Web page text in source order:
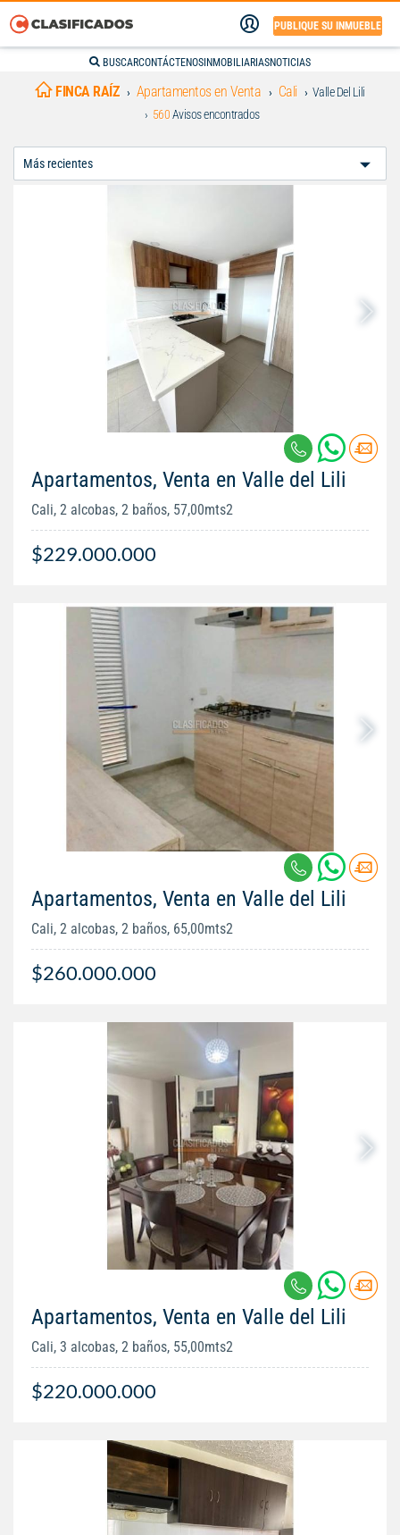
PUBLIQUE SU INMUEBLE
BUSCARCONTÁCTENOS INMOBILIARIASNOTICIAS
FINCA RAÍZ Apartamentos en Venta Cali
Valle Del Lili
560Avisos encontrados
Apartamentos, Venta en Valle del Lili
Cali, 2 alcobas, 2 baños, 57,00mts2
$229.000.000
Apartamentos, Venta en Valle del Lili
Cali, 2 alcobas, 2 baños, 65,00mts2
$260.000.000
Apartamentos, Venta en Valle del Lili
Cali, 3 alcobas, 2 baños, 55,00mts2
$220.000.000